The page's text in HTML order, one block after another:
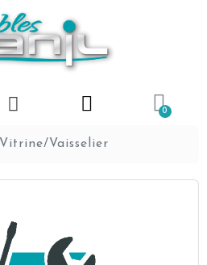
Vaisselier